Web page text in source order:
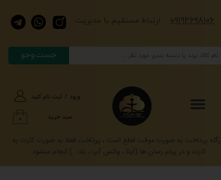
جست وجو
ورود / ثبت نام کنید
حساب کاربری من
سفارشات
خروج از حساب کاربری
۰ سبد خرید
​​​ارتباط مستقیم با مدیریت ​​​09192698106
پرداخت به صورت موقت قطع است ، پرداخت فعلا به صورت کارت به
کارت و در پیام رسان ها (ایتا ، واتس آپ ، بله ..) انجام میشود.